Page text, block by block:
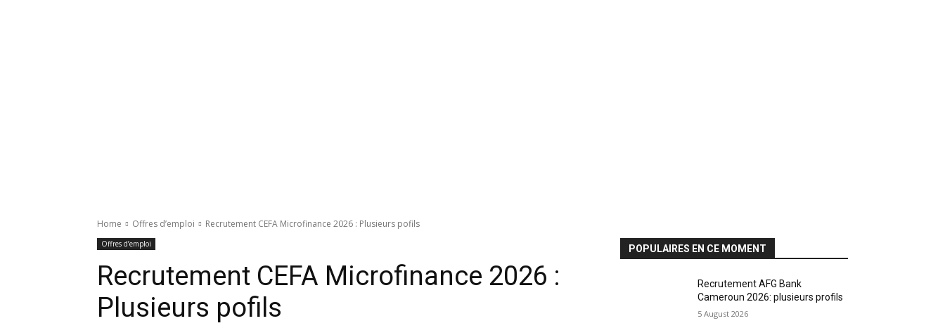
Home Offres d’emploi Recrutement CEFA Microfinance 2026 : Plusieurs pofils
Offres d’emploi
Recrutement CEFA Microfinance 2026 :
Plusieurs pofils
POPULAIRES EN CE MOMENT
Recrutement AFG Bank
Cameroun 2026: plusieurs profils
5 August 2026